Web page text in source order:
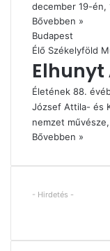
december 19-én,
Bővebben »
Budapest
Élő Székelyföld
Életének 88.
József Attila- és
nemzet
Bővebben »
- Hirdetés -